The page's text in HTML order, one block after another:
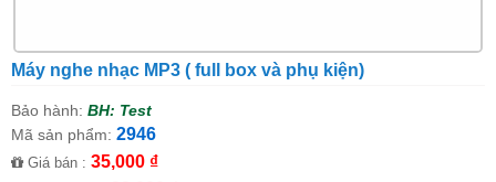
Máy nghe nhạc MP3 ( full box và phụ kiện)
Bảo hành: BH: Test
Mã sản phẩm: 2946
Giá bán : 35,000 ₫